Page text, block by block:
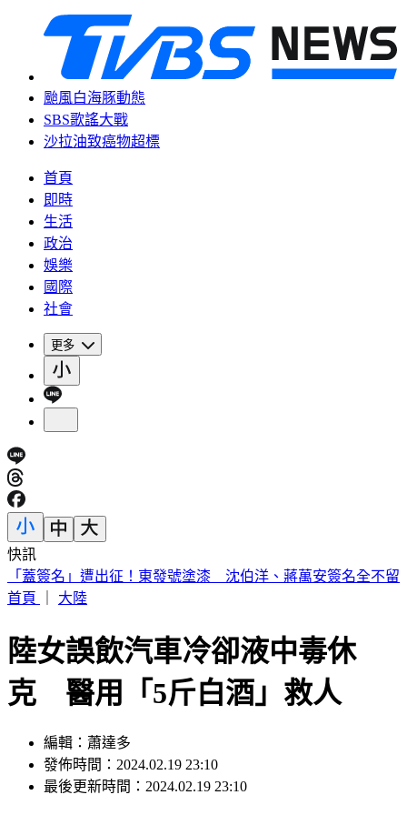
颱風白海豚動態
SBS歌謠大戰
沙拉油致癌物超標
首頁
即時
生活
政治
娛樂
國際
社會
更多
快訊
醫師示警吃蔬果前「忘記1步驟」 恐增感染風險
首頁
大陸
陸女誤飲汽車冷卻液中毒休
克 醫用「5斤白酒」救人
編輯：蕭達多
發佈時間：2024.02.19 23:10
最後更新時間：2024.02.19 23:10